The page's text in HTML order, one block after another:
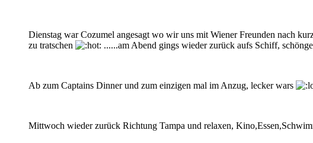
Dienstag war Cozumel angesagt wo wir uns mit Wiener Freunden nach
zu tratschen
......am Abend gings wieder zurück aufs Schiff,
Ab zum Captains Dinner und zum einzigen mal im Anzug, lecker wars
Mittwoch wieder zurück Richtung Tampa und relaxen,